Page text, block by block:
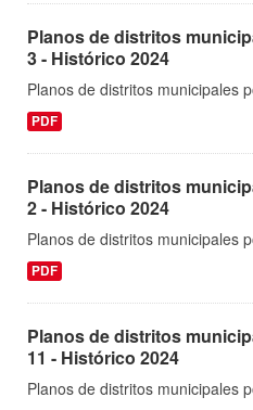
Planos de distritos
3 - Histórico 2024
Planos de distritos municipales
PDF
Planos de distritos
2 - Histórico 2024
Planos de distritos municipales
PDF
Planos de distritos
11 - Histórico 2024
Planos de distritos municipales